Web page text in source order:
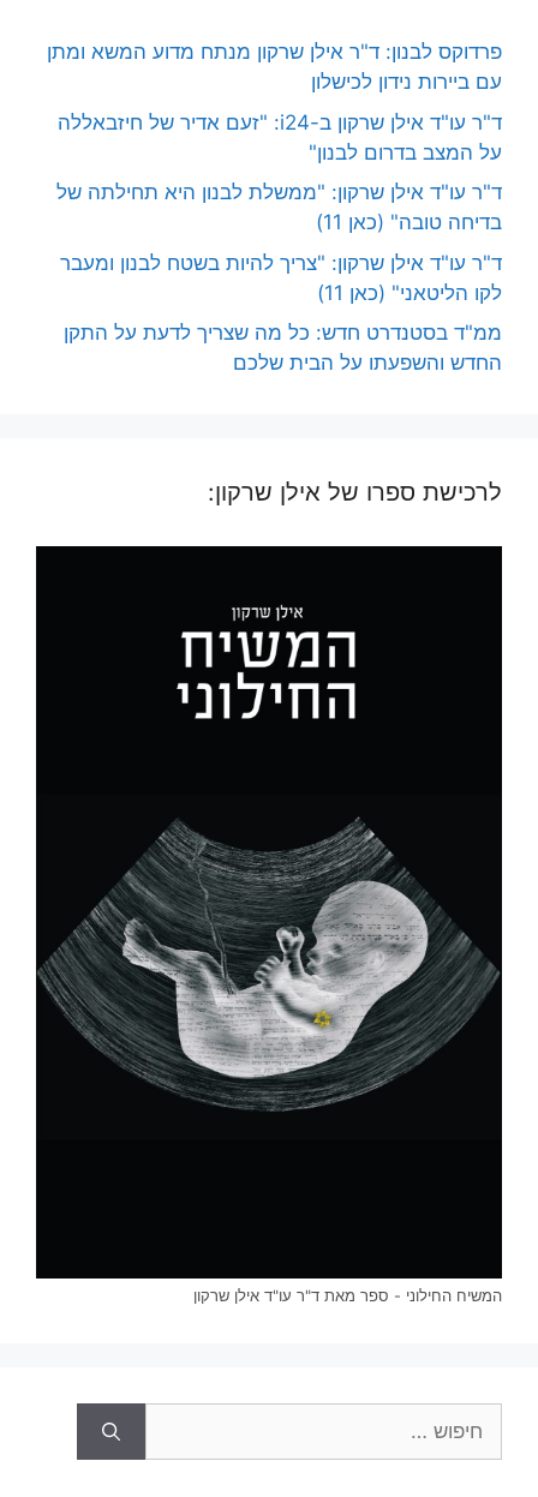
פרדוקס לבנון: ד"ר אילן שרקון מנתח מדוע המשא ומתן
עם ביירות נידון לכישלון
ד"ר עו"ד אילן שרקון ב-i24: "זעם אדיר של חיזבאללה
על המצב בדרום לבנון"
ד"ר עו"ד אילן שרקון: "ממשלת לבנון היא תחילתה של
בדיחה טובה" (כאן 11)
ד"ר עו"ד אילן שרקון: "צריך להיות בשטח לבנון ומעבר
לקו הליטאני" (כאן 11)
ממ"ד בסטנדרט חדש: כל מה שצריך לדעת על התקן
החדש והשפעתו על הבית שלכם
לרכישת ספרו של אילן שרקון:
המשיח החילוני - ספר מאת ד"ר עו"ד אילן שרקון